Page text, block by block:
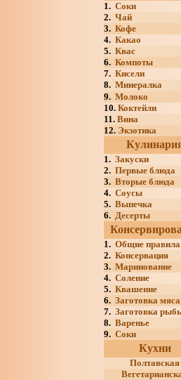
1. Соки
2. Чай
3. Кофе
4. Какао
5. Квас
6. Компоты
7. Кисели
8. Минералка
9. Молоко
10. Коктейли
11. Вина
12. Экзотика
1. Закуски
2. Первые блюда
3. Вторые блюда
4. Соусы
5. Выпечка
6. Десерты
1. Общие правила
2. Консервация
3. Маринование
4. Соление
5. Квашение
6. Заготовка мяса
7. Заготовка
8. Варенье
9. Соки
Кухни
Полтавская